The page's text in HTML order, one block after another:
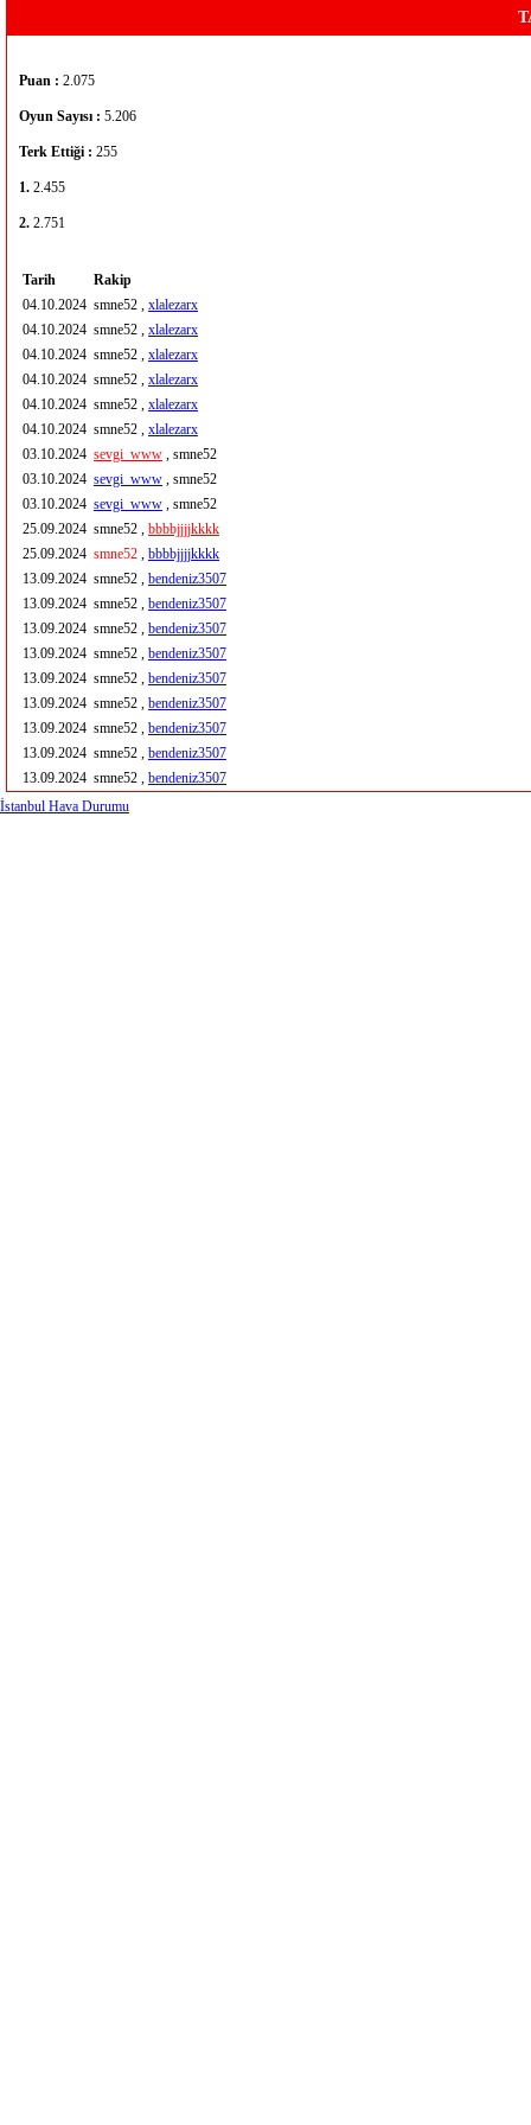
Puan : 2.075
Oyun Sayısı : 5.206
Terk Ettiği : 255
1. 2.455
2. 2.751
Tarih
Rakip
04.10.2024 smne52 , xlalezarx
04.10.2024 smne52 , xlalezarx
04.10.2024 smne52 , xlalezarx
04.10.2024 smne52 , xlalezarx
04.10.2024 smne52 , xlalezarx
04.10.2024 smne52 , xlalezarx
03.10.2024 sevgi_www , smne52
03.10.2024 sevgi_www , smne52
03.10.2024 sevgi_www , smne52
25.09.2024 smne52 , bbbbjjjjkkkk
25.09.2024 smne52 , bbbbjjjjkkkk
13.09.2024 smne52 , bendeniz3507
13.09.2024 smne52 , bendeniz3507
13.09.2024 smne52 , bendeniz3507
13.09.2024 smne52 , bendeniz3507
13.09.2024 smne52 , bendeniz3507
13.09.2024 smne52 , bendeniz3507
13.09.2024 smne52 , bendeniz3507
13.09.2024 smne52 , bendeniz3507
13.09.2024 smne52 , bendeniz3507
İstanbul Hava Durumu